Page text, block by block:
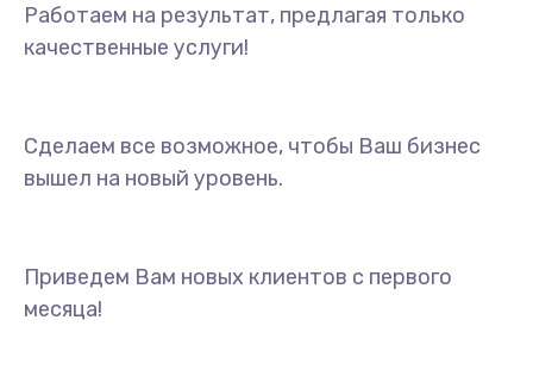
Работаем на результат, предлагая только
качественные услуги!
Сделаем все возможное, чтобы Ваш бизнес
вышел на новый уровень.
Приведем Вам новых клиентов с первого
месяца!